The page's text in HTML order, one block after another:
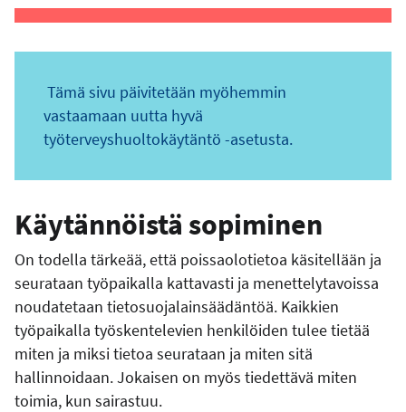
Tämä sivu päivitetään myöhemmin
vastaamaan uutta hyvä
työterveyshuoltokäytäntö -asetusta.
Käytännöistä sopiminen
On todella tärkeää, että poissaolotietoa käsitellään ja
seurataan työpaikalla kattavasti ja menettelytavoissa
noudatetaan tietosuojalainsäädäntöä. Kaikkien
työpaikalla työskentelevien henkilöiden tulee tietää
miten ja miksi tietoa seurataan ja miten sitä
hallinnoidaan. Jokaisen on myös tiedettävä miten
toimia, kun sairastuu.